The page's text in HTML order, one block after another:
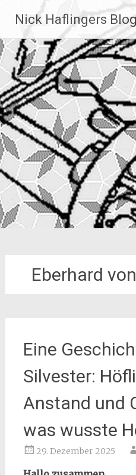
Inhalt
springen
Nick Haflingers Blog
Eberhard
Eine
Silvester:
Anstand und
was wusste
29. Dezember 2025